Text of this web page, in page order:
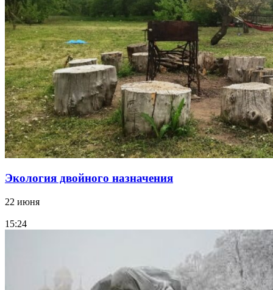
Экология двойного назначения
22 июня
15:24